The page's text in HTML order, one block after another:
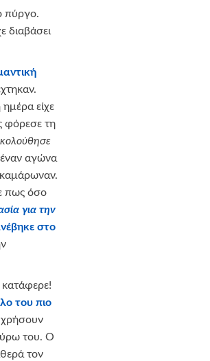
πύργο.
διαβάσει
είχε
φόρεσε τη
αγώνα
καμάρωναν.
πως όσο
για την
στο
του πιο
χρήσουν
του. Ο
τον